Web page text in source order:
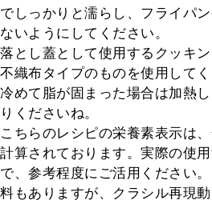
でしっかりと濡らし、フライパ
ないようにしてください。
落とし蓋として使用するクッキ
不織布タイプのものを使用してく
冷めて脂が固まった場合は加熱
りくださいね。
こちらのレシピの栄養素表示は
計算されております。実際の使
で、参考程度にご活用ください
料もありますが、クラシル再現